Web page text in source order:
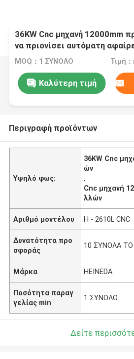
36KW Cnc μηχανή 12000mm
να πριονίσει αυτόματη
MOQ：1 ΣΥΝΟΛΟ Τιμή
Καλύτερη τιμή
Περιγραφή προϊόντων
Υψηλό φως:
36KW Cnc
ών
,
Cnc μηχανή
λλών
Αριθμό μοντέλου H - 2610L CNC
Δυνατότητα προ
σφοράς
10 ΣΥΝΟΛΑ
Μάρκα HEINEDA
Ποσότητα παραγ
γελίας min
1 ΣΥΝΟΛΟ
Δείτε